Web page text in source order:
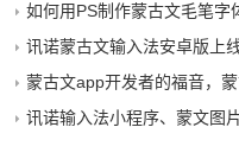
如何用PS制作蒙古文毛笔字
讯诺蒙古文输入法安卓版上
蒙古文app开发者的福音，
讯诺输入法小程序、蒙文图